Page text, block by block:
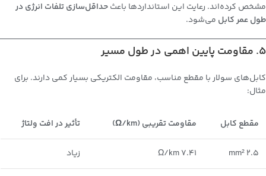
مشخص کرده‌اند. رعایت این استانداردها باعثحداقل‌سازی تلفات انرژی در
طول عمر کابل می‌شود.
5. مقاومت پایین اهمی در طول مسیر
کابل‌های سولار با مقطع مناسب، مقاومت الکتریکی بسیار کمی دارند. برای
مثال:
مقطع کابل مقاومت تقریبی (Ω/km) تأثیر در افت ولتاژ
2.5 mm²
7.41 Ω/km زیاد